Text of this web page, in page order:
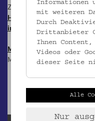
Zum Newsletter:
HIER anmelden &
informiert bleiben!
Mostothek@ OWA
Mai-Sep: Dienstags, 17 Uhr
Informationen
mit weiteren
Durch
Drittanbieter
Ihnen Content,
Videos oder
dieser Seite
Alle
Nur